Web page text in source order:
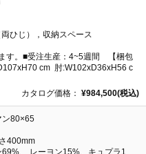
ひじ），収納スペース
す。■受注生産：4~5週間 【梱包
cm 肘:W102xD36xH56 c
カタログ価格： ¥984,500(税込)
ン80×65
400mm
、 レーヨン15%、キュプラ1